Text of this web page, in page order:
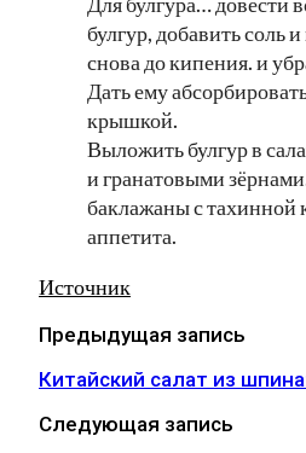
булгур, добавить соль
снова до кипения. и
Дать ему
крышкой.
Выложить булгур в
и гранатовыми
баклажаны с тахинной
аппетита.
Источник
Предыдущая запись
Китайский салат из
Следующая запись